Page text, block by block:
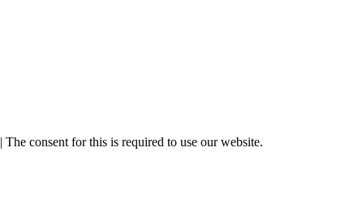
consent for this is required to use our website.